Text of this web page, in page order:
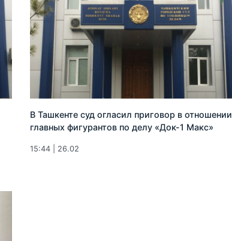
В Ташкенте суд огласил приговор в отношении
главных фигурантов по делу «Док-1 Макс»
15:44 | 26.02